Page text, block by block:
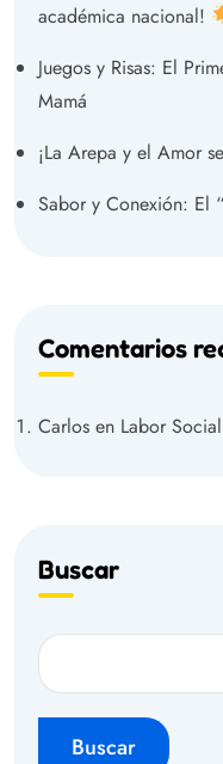
académica nacional!
Juegos y Risas: El
Mamá
¡La Arepa y el Amor
Sabor y Conexión: El
Comentarios
Carlos en Labor Social
Buscar
Buscar